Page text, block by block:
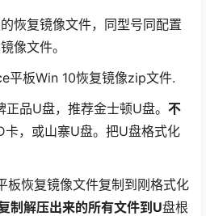
恢复镜像文件，同型号同配置
像文件。
平板Win 10恢复镜像zip文件.
品U盘，推荐金士顿U盘。 不
卡，或山寨U盘。把U盘格式化
板恢复镜像文件复制到刚格式化
制解压出来的所有文件到U盘根